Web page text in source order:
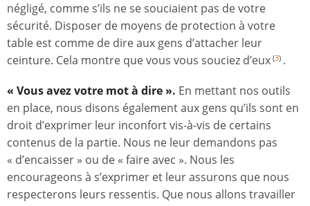
négligé, comme s’ils ne se souciaient pas de votre
sécurité. Disposer de moyens de protection à votre
table est comme de dire aux gens d’attacher leur
ceinture. Cela montre que vous vous souciez d’eux (3) .
« Vous avez votre mot à dire ». En mettant nos outils
en place, nous disons également aux gens qu’ils sont en
droit d’exprimer leur inconfort vis-à-vis de certains
contenus de la partie. Nous ne leur demandons pas
« d’encaisser » ou de « faire avec ». Nous les
encourageons à s’exprimer et leur assurons que nous
respecterons leurs ressentis. Que nous allons travailler